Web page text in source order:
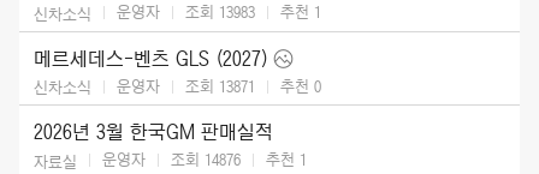
신차소식 운영자 조회 13983 추천 1
메르세데스-벤츠 GLS (2027)
신차소식 운영자 조회 13871 추천 0
2026년 3월 한국GM 판매실적
자료실 운영자 조회 14876 추천 1